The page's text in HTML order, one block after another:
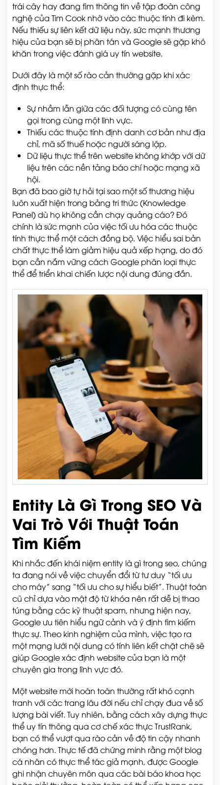
trái cây hay đang tìm thông tin về tập đoàn công
nghệ của Tim Cook nhờ vào các thuộc tính đi kèm.
Nếu thiếu sự liên kết dữ liệu này, sức mạnh thương
hiệu của bạn sẽ bị phân tán và Google sẽ gặp khó
khăn trong việc đánh giá uy tín website.
Dưới đây là một số rào cản thường gặp khi xác
định thực thể:
Sự nhầm lẫn giữa các đối tượng có cùng tên
gọi trong cùng một lĩnh vực.
Thiếu các thuộc tính định danh cơ bản như địa
chỉ, mã số thuế hoặc người sáng lập.
Dữ liệu thực thể trên website không khớp với dữ
liệu trên các nền tảng báo chí hoặc mạng xã
hội.
Bạn đã bao giờ tự hỏi tại sao một số thương hiệu
luôn xuất hiện trong bảng tri thức (Knowledge
Panel) dù họ không cần chạy quảng cáo? Đó
chính là sức mạnh của việc tối ưu hóa các thuộc
tính thực thể một cách đồng bộ. Việc hiểu sai bản
chất thực thể làm giảm hiệu quả xếp hạng, do đó
bạn cần nắm vững cách Google phân loại thực
thể để triển khai chiến lược nội dung đúng đắn.
Entity Là Gì Trong SEO Và
Vai Trò Với Thuật Toán
Tìm Kiếm
Khi nhắc đến khái niệm entity là gì trong seo, chúng
ta đang nói về việc chuyển đổi từ tư duy “tối ưu
cho máy” sang “tối ưu cho sự hiểu biết”. Thuật toán
cũ chỉ dựa vào mật độ từ khóa nên rất dễ bị thao
túng bằng các kỹ thuật spam, nhưng hiện nay,
Google ưu tiên hiểu ngữ cảnh và ý định tìm kiếm
thực sự. Theo kinh nghiệm của mình, việc tạo ra
một mạng lưới nội dung có tính liên kết chặt chẽ sẽ
giúp Google xác định website của bạn là một
chuyên gia trong lĩnh vực đó.
Một website mới hoàn toàn thường rất khó cạnh
tranh với các trang lâu đời nếu chỉ chạy đua về số
lượng bài viết. Tuy nhiên, bằng cách xây dựng thực
thể uy tín thông qua cơ chế xác thực TrustRank,
bạn có thể vượt qua rào cản về độ tin cậy nhanh
chóng hơn. Thực tế đã chứng minh rằng một blog
cá nhân có thực thể tác giả mạnh, được Google
ghi nhận chuyên môn qua các bài báo khoa học